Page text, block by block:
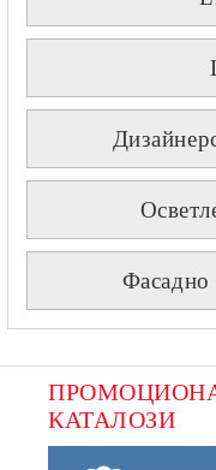
Фасадно
КАТАЛОЗИ